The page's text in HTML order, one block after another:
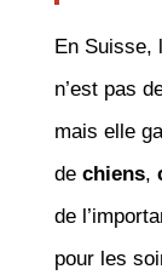
En Suisse,
n’est pas
mais elle
de chiens,
de
pour les